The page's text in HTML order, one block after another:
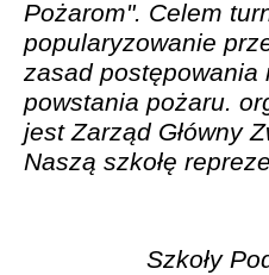
Pożarom". Celem
popularyzowanie
zasad postępowania
powstania pożaru.
jest Zarząd Główny
Naszą szkołę
Szkoły